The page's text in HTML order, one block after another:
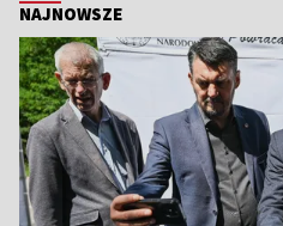
NAJNOWSZE